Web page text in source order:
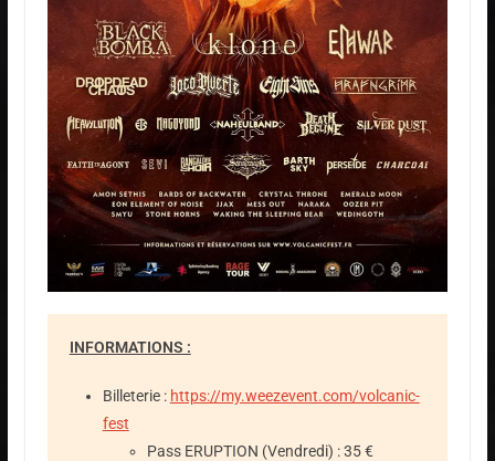
INFORMATIONS :
Billeterie : https://my.weezevent.com/volcanic-
fest
Pass ERUPTION (Vendredi) : 35 €